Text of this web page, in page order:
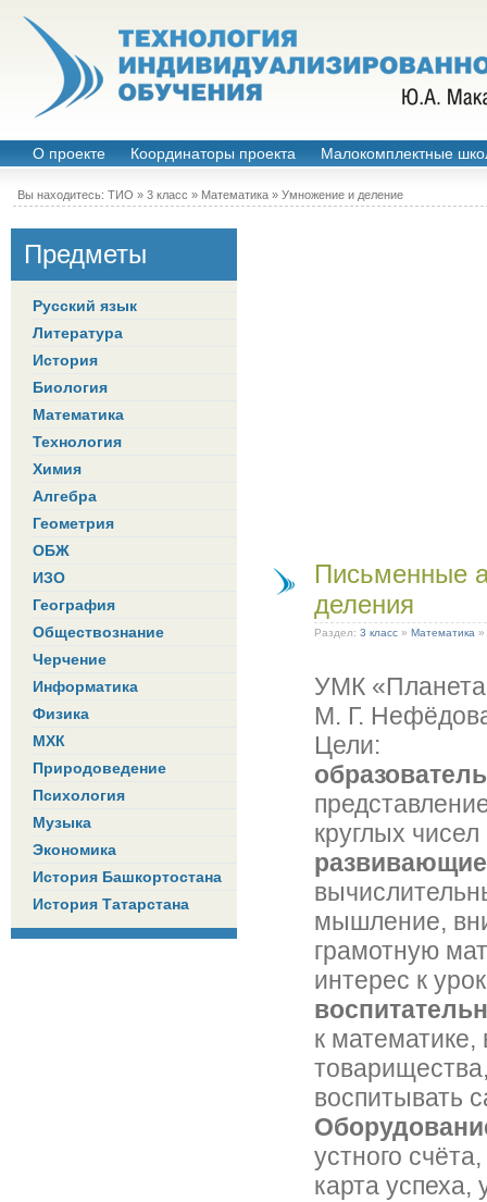
О проекте Координаторы проекта Малокомплектные
Вы находитесь: ТИО » 3 класс » Математика » Умножение и деление
Предметы
Русский язык
Литература
История
Биология
Математика
Технология
Химия
Алгебра
Геометрия
ОБЖ
ИЗО
География
Обществознание
Черчение
Информатика
Физика
МХК
Природоведение
Психология
Музыка
Экономика
История Башкортостана
История Татарстана
Письменные
деления
Раздел: 3 класс » Математика »
УМК
М. Г.
Цели:
круглых
мышление,
грамотную
интерес к
к математике,
воспитывать
устного
карта успеха,